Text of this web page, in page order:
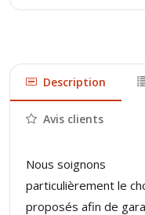
Description
Avis clients
Nous soignons
particulièrement le
proposés afin de